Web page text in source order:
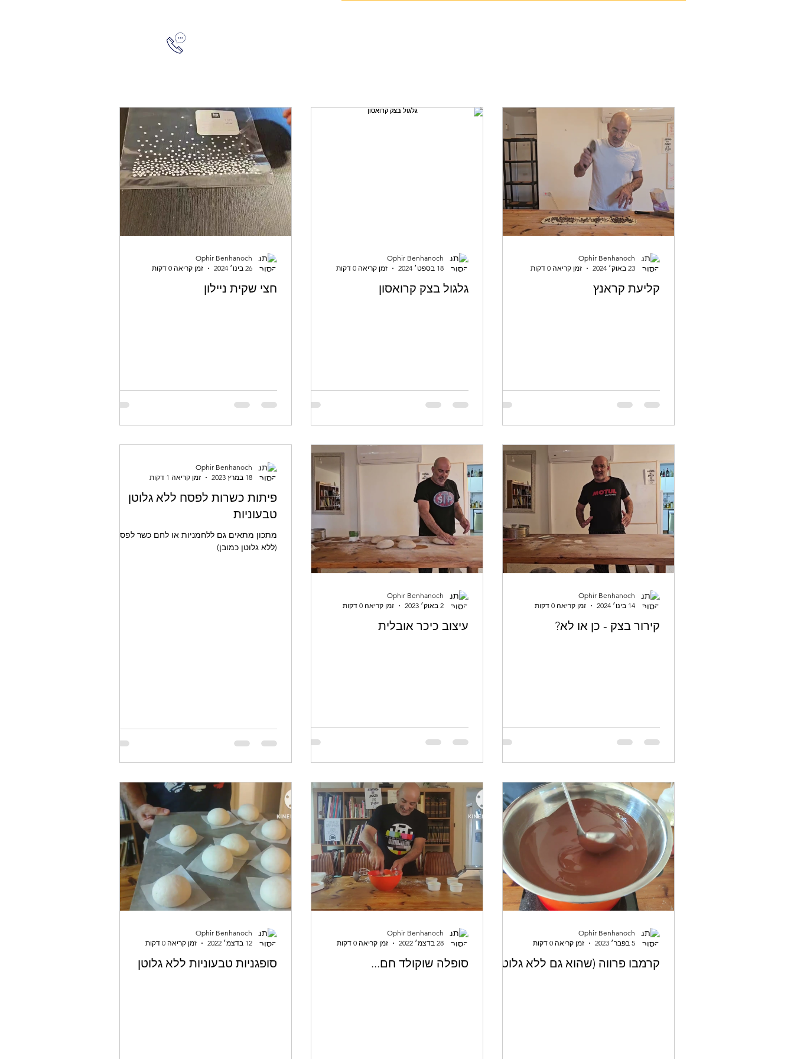
קליעת קראנץ
Ophir Benhanoch
23 באוק׳ 2024
זמן קריאה 0 דקות
גלגול בצק קרואסון
Ophir Benhanoch
18 בספט׳ 2024
זמן קריאה 0 דקות
חצי שקית ניילון
Ophir Benhanoch
26 בינו׳ 2024
זמן קריאה 0 דקות
קירור בצק - כן או לא?
Ophir Benhanoch
14 בינו׳ 2024
זמן קריאה 0 דקות
עיצוב כיכר אובלית
Ophir Benhanoch
2 באוק׳ 2023
זמן קריאה 0 דקות
פיתות כשרות לפסח ללא גלוטן
טבעוניות
מתכון מתאים גם ללחמניות או לחם כשר לפסח
(ללא גלוטן כמובן)
Ophir Benhanoch
18 במרץ 2023
זמן קריאה 1 דקות
קרמבו פרווה (שהוא גם ללא גלוטן)
Ophir Benhanoch
5 בפבר׳ 2023
זמן קריאה 0 דקות
סופלה שוקולד חם...
Ophir Benhanoch
28 בדצמ׳ 2022
זמן קריאה 0 דקות
סופגניות טבעוניות ללא גלוטן
Ophir Benhanoch
12 בדצמ׳ 2022
זמן קריאה 0 דקות